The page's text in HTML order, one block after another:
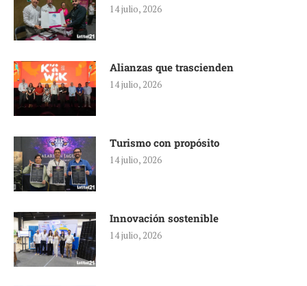
14 julio, 2026
Alianzas que trascienden
14 julio, 2026
Turismo con propósito
14 julio, 2026
Innovación sostenible
14 julio, 2026